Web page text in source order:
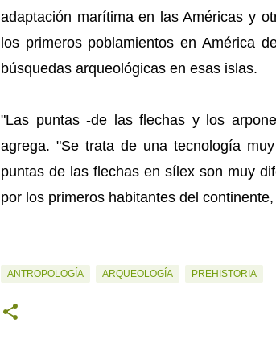
adaptación marítima en las Américas y
los primeros poblamientos en América
búsquedas arqueológicas en esas islas.
"Las puntas -de las flechas y los
agrega. "Se trata de una tecnología
puntas de las flechas en sílex son muy
por los primeros habitantes del
ANTROPOLOGÍA ARQUEOLOGÍA PREHISTORIA